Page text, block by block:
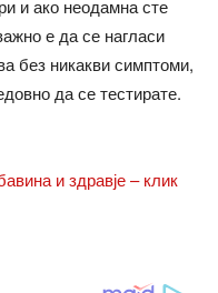
и ако неодамна сте
е да се нагласи
без никакви симптоми,
да се тестирате.
и здравје – клик